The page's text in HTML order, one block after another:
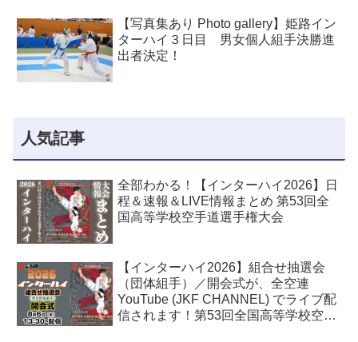
【写真集あり Photo gallery】姫路イン
ターハイ３日目 男女個人組手決勝進
出者決定！
人気記事
全部わかる！【インターハイ2026】日
程＆速報＆LIVE情報まとめ 第53回全
国高等学校空手道選手権大会
【インターハイ2026】組合せ抽選会
（団体組手）／開会式が、全空連
YouTube (JKF CHANNEL) でライブ配
信されます！第53回全国高等学校空手